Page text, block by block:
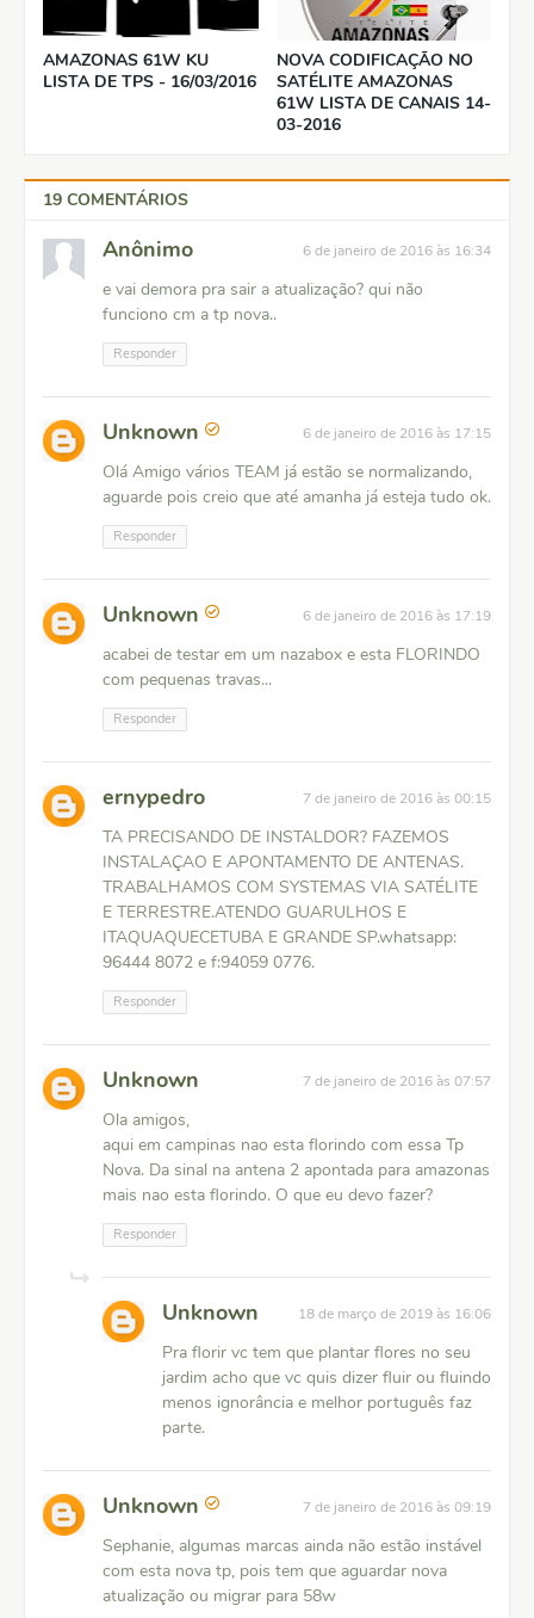
AMAZONAS 61W KU
LISTA DE TPS - 16/03/2016
NOVA CODIFICAÇÃO NO
SATÉLITE AMAZONAS
61W LISTA DE CANAIS 14-
03-2016
19 COMENTÁRIOS
Anônimo 6 de janeiro de 2016 às 16:34
e vai demora pra sair a atualização? qui não
funciono cm a tp nova..
Responder
Unknown 6 de janeiro de 2016 às 17:15
Olá Amigo vários TEAM já estão se normalizando,
aguarde pois creio que até amanha já esteja tudo ok.
Responder
Unknown 6 de janeiro de 2016 às 17:19
acabei de testar em um nazabox e esta FLORINDO
com pequenas travas...
Responder
ernypedro 7 de janeiro de 2016 às 00:15
TA PRECISANDO DE INSTALDOR? FAZEMOS
INSTALAÇAO E APONTAMENTO DE ANTENAS.
TRABALHAMOS COM SYSTEMAS VIA SATÉLITE
E TERRESTRE.ATENDO GUARULHOS E
ITAQUAQUECETUBA E GRANDE SP.whatsapp:
96444 8072 e f:94059 0776.
Responder
Unknown 7 de janeiro de 2016 às 07:57
Ola amigos,
aqui em campinas nao esta florindo com essa Tp
Nova. Da sinal na antena 2 apontada para amazonas
mais nao esta florindo. O que eu devo fazer?
Responder
Unknown 18 de março de 2019 às 16:06
Pra florir vc tem que plantar flores no seu
jardim acho que vc quis dizer fluir ou fluindo
menos ignorância e melhor português faz
parte.
Unknown 7 de janeiro de 2016 às 09:19
Sephanie, algumas marcas ainda não estão instável
com esta nova tp, pois tem que aguardar nova
atualização ou migrar para 58w